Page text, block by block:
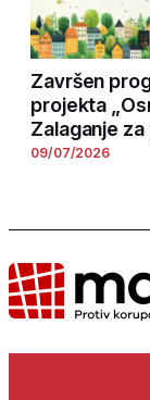
Završen
projekta
Zalaganje
09/07/2026